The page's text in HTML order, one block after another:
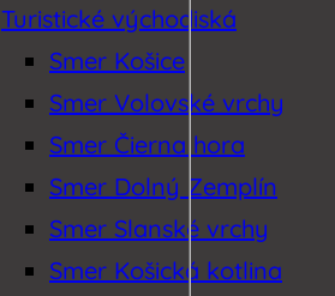
Turistické východiská
Smer Košice
Smer Volovské vrchy
Smer Čierna hora
Smer Dolný Zemplín
Smer Slanské vrchy
Smer Košická kotlina